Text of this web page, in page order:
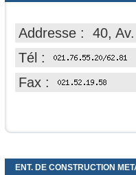
Addresse : 40,
Tél :
Fax :
ENT. DE CONSTRUCTION